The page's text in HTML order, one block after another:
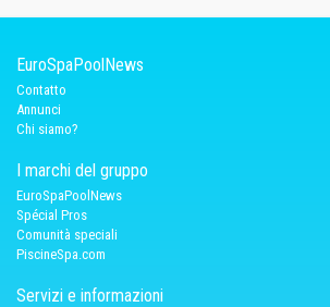
EuroSpaPoolNews
Contatto
Annunci
Chi siamo?
I marchi del gruppo
EuroSpaPoolNews
Spécial Pros
Comunità speciali
PiscineSpa.com
Servizi e informazioni